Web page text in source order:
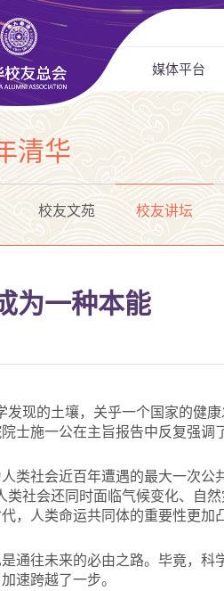
媒体平台
清华
校友文苑 校友讲坛
为一种本能
现的土壤，关乎一个国家的健
士施一公在主旨报告中反复强
类社会近百年遭遇的最大一次公
社会还同时面临气候变化、自
，人类命运共同体的重要性更加
通往未来的必由之路。毕竟，科
速跨越了一步。